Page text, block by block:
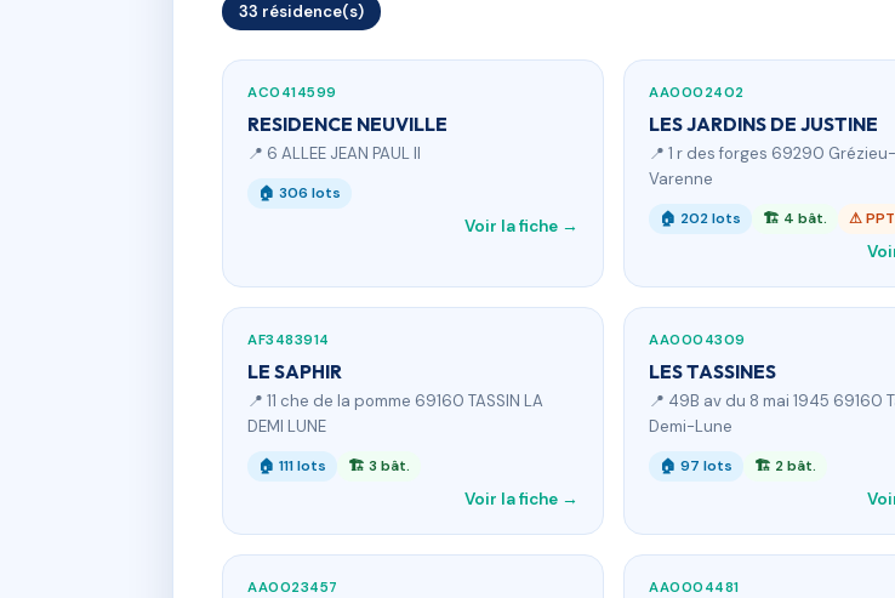
33 résidence(s)
AC0414599
RESIDENCE NEUVILLE
📍 6 ALLEE JEAN PAUL II
🏠 306 lots
Voir la fiche →
AA0002402
LES JARDINS DE JUSTINE
📍 1 r des forges 69290
Varenne
🏠 202 lots 🏗 4 bât. ⚠ PPT
AF3483914
LE SAPHIR
📍 11 che de la pomme 69160 TASSIN LA
DEMI LUNE
🏠 111 lots 🏗 3 bât.
Voir la fiche →
AA0004309
LES TASSINES
📍 49B av du 8 mai 1945 69160
Demi-Lune
🏠 97 lots 🏗 2 bât.
AA0023457 AA0004481